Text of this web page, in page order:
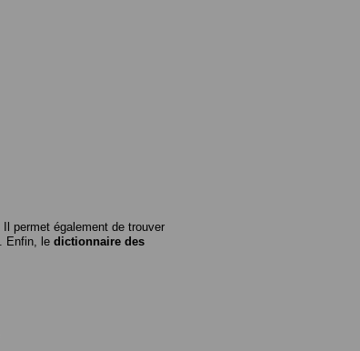
permet également de trouver
Enfin, le dictionnaire des